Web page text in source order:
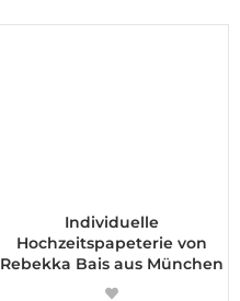
Individuelle
Hochzeitspapeterie von
Rebekka Bais aus München